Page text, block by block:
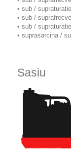
• sub /
• sub /
• sub /
• suprasarcina /
Sasiu